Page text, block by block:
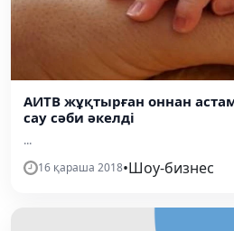
АИТВ жұқтырған оннан
сау сәби әкелді
...
16 қараша 2018•Шоу-бизнес